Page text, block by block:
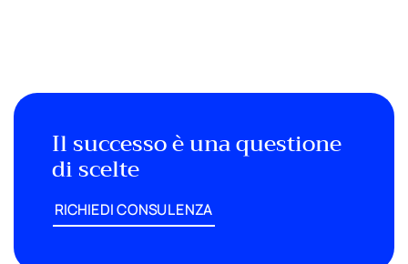
Il successo è una questione
di scelte
RICHIEDI CONSULENZA